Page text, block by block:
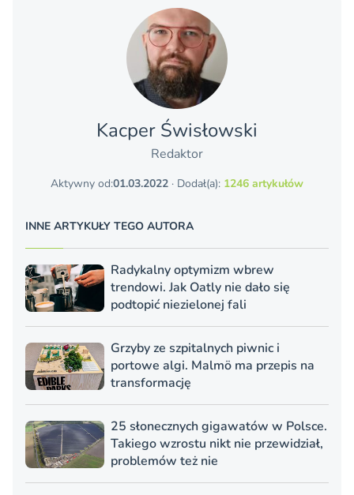
Kacper Świsło­wski
Redaktor
Aktywny od:01.03.2022 · Dodał(a): 1246 artykułów
INNE ARTYKUŁY TEGO AUTORA
Radykalny optymizm wbrew
trendowi. Jak Oatly nie dało się
podtopić niezielonej fali
Grzyby ze szpitalnych piwnic i
portowe algi. Malmö ma przepis na
transformację
25 słonecznych gigawatów w Polsce.
Takiego wzrostu nikt nie przewidział,
problemów też nie